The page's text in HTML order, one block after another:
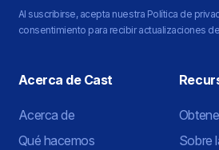
Al suscribirse, acepta nuestra Política de
consentimiento para recibir actualizaciones
Acerca de Cast
Acerca de
Qué hacemos
Sobre